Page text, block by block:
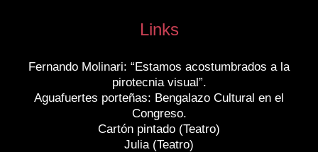
Links
Fernando Molinari: “Estamos acostumbrados a la
pirotecnia visual”.
Aguafuertes porteñas: Bengalazo Cultural en el
Congreso.
Cartón pintado (Teatro)
Julia (Teatro)